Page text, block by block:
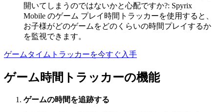
開いてしまうのではないかと心配ですか?: Spyrix
Mobile のゲーム プレイ時間トラッカーを使用すると、
お子様がどのゲームをどのくらいの時間プレイするか
を監視できます。
ゲームタイムトラッカーを今すぐ入手
ゲーム時間トラッカーの機能
ゲームの時間を追跡する